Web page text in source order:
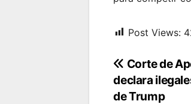
Post Views:
de
Corte de
declara
de Trump